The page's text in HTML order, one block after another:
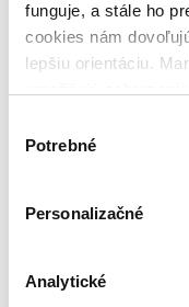
funguje, a stále ho
cookies nám
lepšiu orientáciu.
keby sme mohli
súhlasu
Potrebné
Personalizačné
Analytické
Pridať do zoznamu
Vložiť do košíka